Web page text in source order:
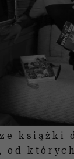
książki
od